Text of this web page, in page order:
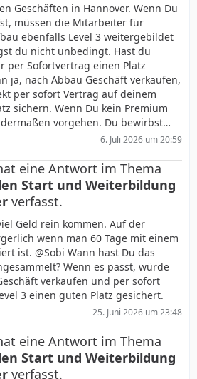
Geschäften in Hannover. Wenn Du
müssen die Mitarbeiter für
ebenfalls Level 3 weitergebildet
du nicht unbedingt. Hast du
per Sofortvertrag einen Platz
ja, nach Abbau Geschäft verkaufen,
per sofort Vertrag auf deinem
sichern. Wenn Du kein Premium
vorgehen. Du bewirbst…
6. Juli 2026 um 20:59
eine Antwort im Thema
Start und Weiterbildung
verfasst.
Geld rein kommen. Auf der
wenn man 60 Tage mit einem
ist. @Sobi Wann hast Du das
Wenn es passt, würde
verkaufen und per sofort
3 einen guten Platz gesichert.
25. Juni 2026 um 23:48
eine Antwort im Thema
Start und Weiterbildung
verfasst.